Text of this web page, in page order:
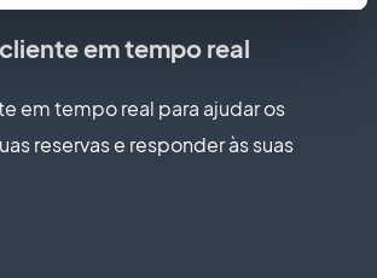
em tempo real
em tempo real para ajudar os
reservas e responder às suas